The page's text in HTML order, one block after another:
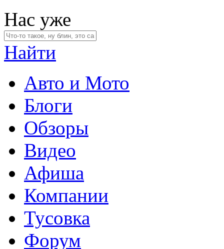
Нас уже
Найти
Авто и Мото
Блоги
Обзоры
Видео
Афиша
Компании
Тусовка
Форум